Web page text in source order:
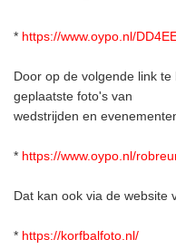
* https://www.oypo.nl/
Door op de volgende link
geplaatste foto's van
wedstrijden en
* https://www.oypo.nl/
Dat kan ook via de website
* https://korfbalfoto.nl/